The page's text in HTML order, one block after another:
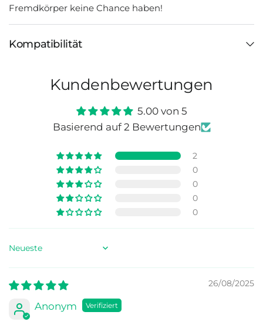
Fremdkörper keine Chance haben!
Kompatibilität
Kundenbewertungen
5.00 von 5
Basierend auf 2 Bewertungen
2
0
0
0
0
Sort by
26/08/2025
Anonym